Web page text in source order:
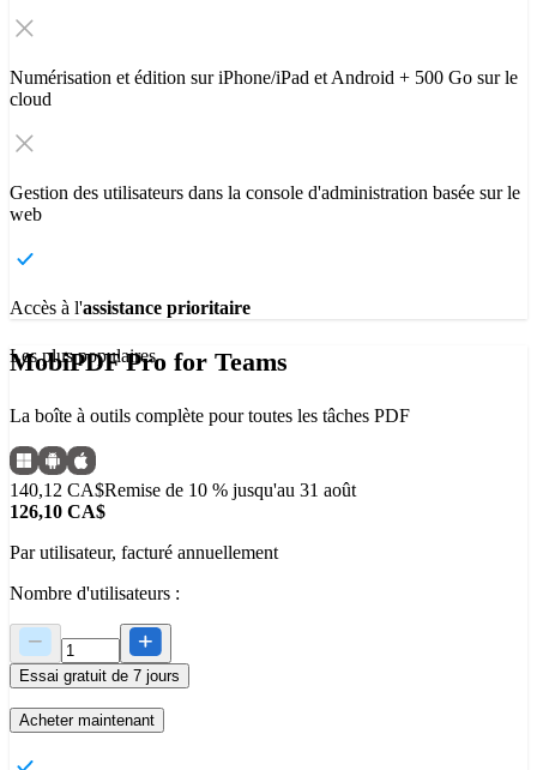
Numérisation et édition sur iPhone/iPad et Android + 500 Go sur le
cloud
Gestion des utilisateurs dans la console d'administration basée sur le
web
Accès à l'assistance prioritaire
Les plus populaires
MobiPDF Pro for Teams
La boîte à outils complète pour toutes les tâches PDF
140,12 CA$Remise de 10 % jusqu'au 31 août
126,10 CA$
Par utilisateur, facturé annuellement
Nombre d'utilisateurs :
Essai gratuit de 7 jours
Acheter maintenant